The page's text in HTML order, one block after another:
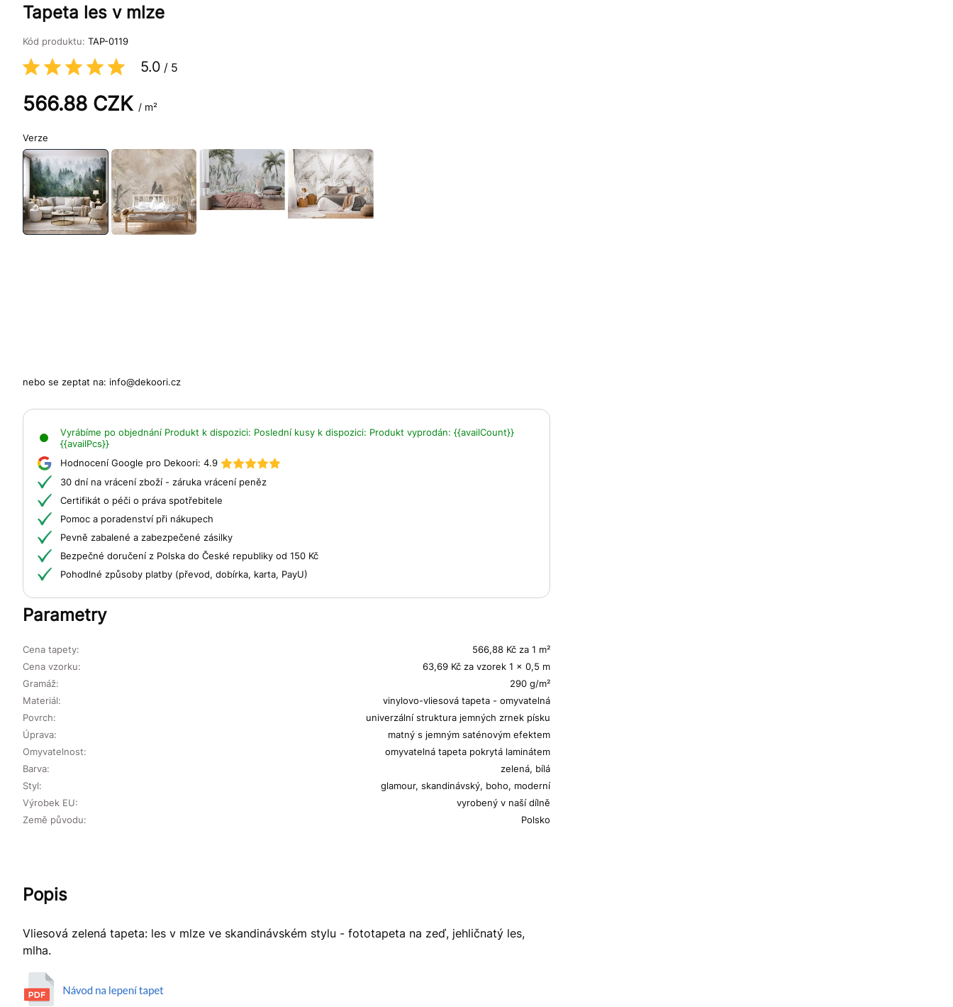
Tapeta les v mlze
Kód produktu: TAP-0119
5.0 / 5
566.88 CZK / m²
Verze
nebo se zeptat na: info@dekoori.cz
Vyrábíme po objednání Produkt k dispozici: Poslední kusy k dispozici: Produkt vyprodán: {{availCount}}
{{availPcs}}
Hodnocení Google pro Dekoori: 4.9
30 dní na vrácení zboží - záruka vrácení peněz
Certifikát o péči o práva spotřebitele
Pomoc a poradenství při nákupech
Pevně zabalené a zabezpečené zásilky
Bezpečné doručení z Polska do České republiky od 150 Kč
Pohodlné způsoby platby (převod, dobírka, karta, PayU)
Parametry
Cena tapety:
566,88 Kč za 1 m²
Cena vzorku:
63,69 Kč za vzorek 1 x 0,5 m
Materiál:
vinylovo-vliesová tapeta - omyvatelná
Povrch:
univerzální struktura jemných zrnek písku
Úprava:
matný s jemným saténovým efektem
Omyvatelnost:
omyvatelná tapeta pokrytá laminátem
Barva:
zelená, bílá
Výrobek EU: vyrobený v naší dílně
Gramáž: 290 g/m²
Styl: glamour, skandinávský, boho, moderní
Země původu: Polsko
Popis
Vliesová zelená tapeta: les v mlze ve skandinávském stylu - fototapeta na zeď, jehličnatý les,
mlha.